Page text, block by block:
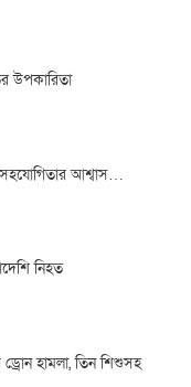
উপকারিতা
সহযোগিতার আশ্বাস…
নিহত
হামলা, তিন শিশুসহ